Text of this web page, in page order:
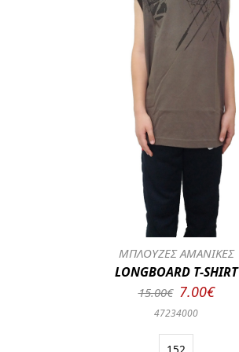
ΜΠΛΟΥΖΕΣ ΑΜΑΝΙΚΕΣ
LONGBOARD T-SHIRT
15.00€ 7.00€
47234000